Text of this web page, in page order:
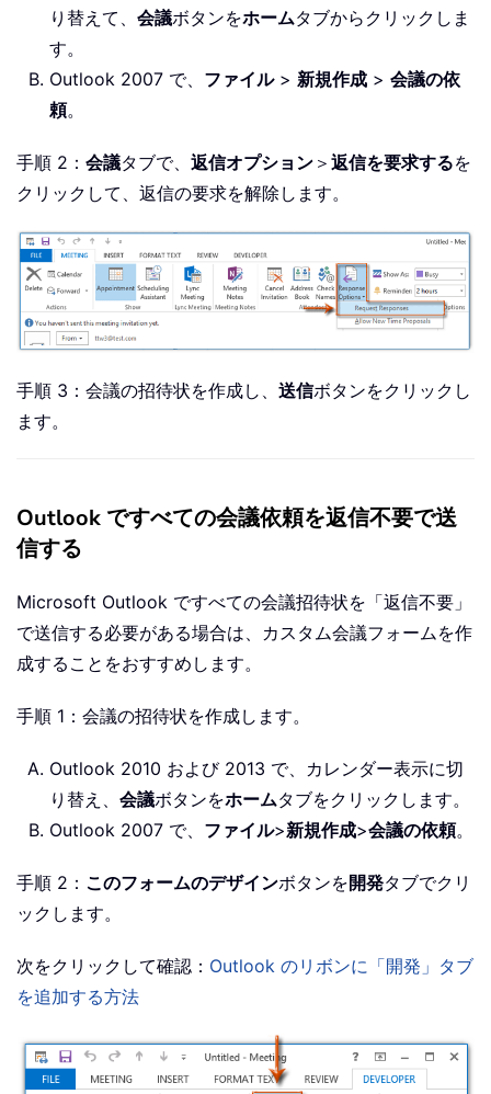
り替えて、 会議ボタンをホームタブからクリックしま
す。
Outlook 2007 で、 ファイル> 新規作成 > 会議の依
頼。
手順 2： 会議タブで、 返信オプション ＞ 返信を要求するを
クリックして、返信の要求を解除します。
手順 3：会議の招待状を作成し、 送信ボタンをクリックし
ます。
Outlook ですべての会議依頼を返信不要で送
信する
Microsoft Outlook ですべての会議招待状を「返信不要」
で送信する必要がある場合は、カスタム会議フォームを作
成することをおすすめします。
手順 1：会議の招待状を作成します。
Outlook 2010 および 2013 で、カレンダー表示に切
り替え、 会議ボタンをホームタブをクリックします。
Outlook 2007 で、 ファイル>新規作成>会議の依頼。
手順 2： このフォームのデザインボタンを開発タブでクリ
ックします。
次をクリックして確認： Outlook のリボンに「開発」タブ
を追加する方法